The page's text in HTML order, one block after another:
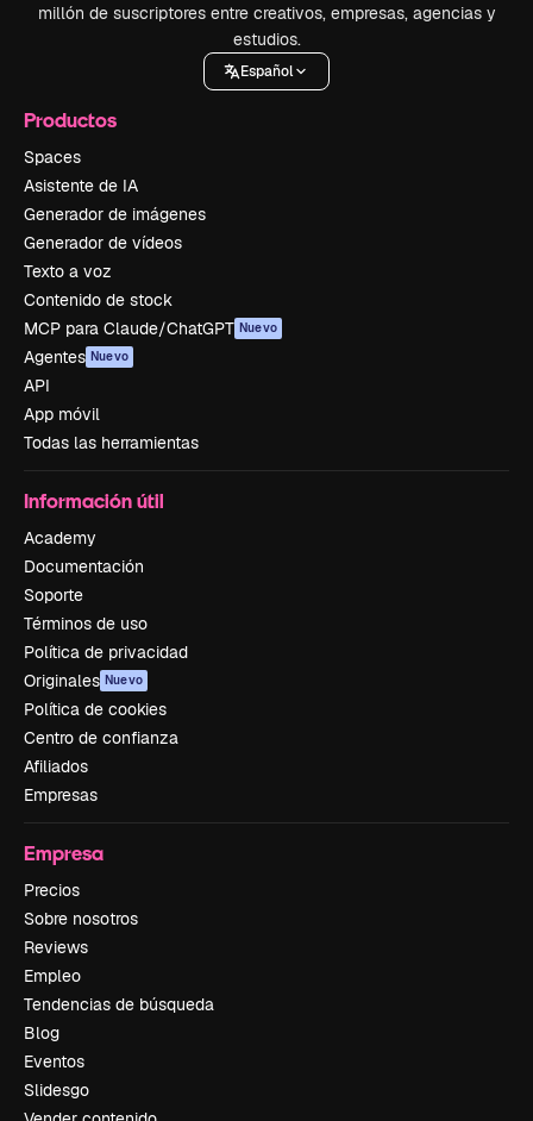
millón de suscriptores entre creativos, empresas, agencias y
estudios.
Español
Productos
Spaces
Asistente de IA
Generador de imágenes
Generador de vídeos
Texto a voz
Contenido de stock
MCP para Claude/ChatGPT Nuevo
Agentes Nuevo
API
App móvil
Todas las herramientas
Información útil
Academy
Documentación
Soporte
Términos de uso
Política de privacidad
Originales Nuevo
Política de cookies
Centro de confianza
Afiliados
Empresas
Empresa
Precios
Sobre nosotros
Reviews
Empleo
Tendencias de búsqueda
Blog
Eventos
Slidesgo